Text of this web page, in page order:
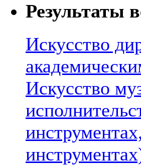
Результаты
Искусство
Искусство